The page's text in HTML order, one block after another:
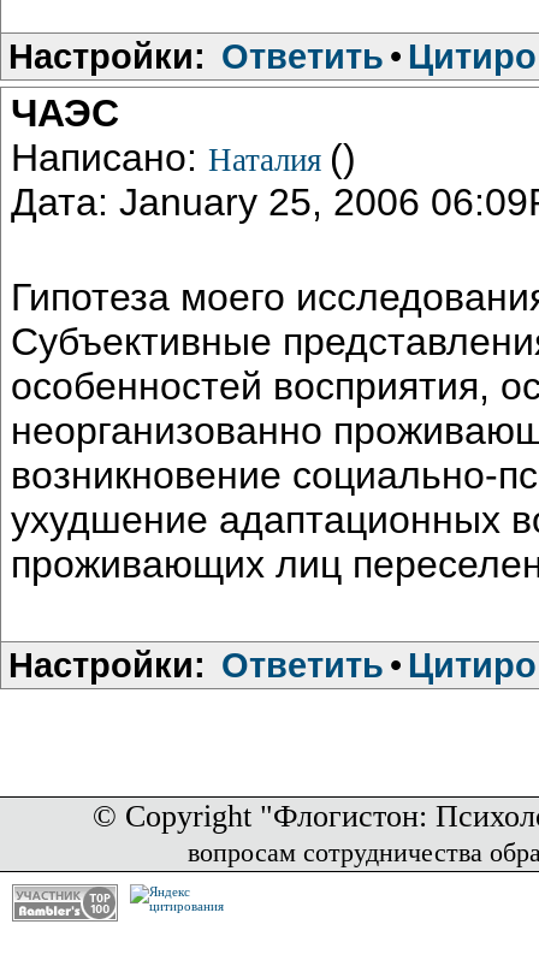
Настройки: Ответить •
ЧАЭС
Написано: Наталия ()
Дата: January 25, 2006
Гипотеза моего
Субъективные
особенностей восприятия,
неорганизованно
возникновение социально-
ухудшение адаптационных
проживающих лиц
Настройки: Ответить •
© Copyright "Флогистон:
вопросам сотрудничества